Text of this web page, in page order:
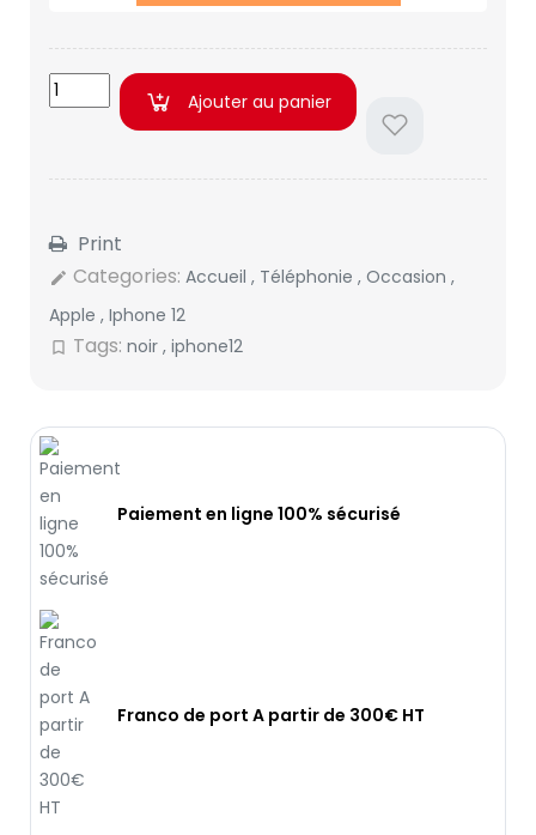
Ajouter au panier
Print
edit Categories: Accueil , Téléphonie , Occasion ,
Apple , Iphone 12
bookmark_border Tags: noir , iphone12
Paiement en ligne 100% sécurisé
Franco de port A partir de 300€ HT